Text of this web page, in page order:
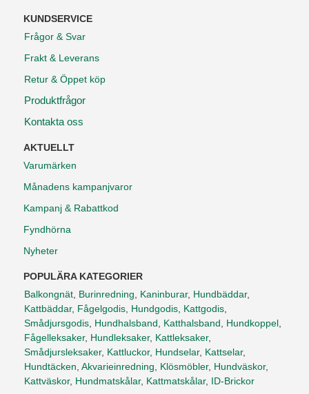
KUNDSERVICE
Frågor & Svar
Frakt & Leverans
Retur & Öppet köp
Produktfrågor
Kontakta oss
AKTUELLT
Varumärken
Månadens kampanjvaror
Kampanj & Rabattkod
Fyndhörna
Nyheter
POPULÄRA KATEGORIER
Balkongnät, Burinredning, Kaninburar, Hundbäddar,
Kattbäddar, Fågelgodis, Hundgodis, Kattgodis,
Smådjursgodis, Hundhalsband, Katthalsband, Hundkoppel,
Fågelleksaker, Hundleksaker, Kattleksaker,
Smådjursleksaker, Kattluckor, Hundselar, Kattselar,
Hundtäcken, Akvarieinredning, Klösmöbler, Hundväskor,
Kattväskor, Hundmatskålar, Kattmatskålar, ID-Brickor